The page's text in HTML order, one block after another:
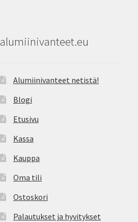
alumiinivanteet.eu
Alumiinivanteet netistä!
Blogi
Etusivu
Kassa
Kauppa
Oma tili
Ostoskori
Palautukset ja hyvitykset